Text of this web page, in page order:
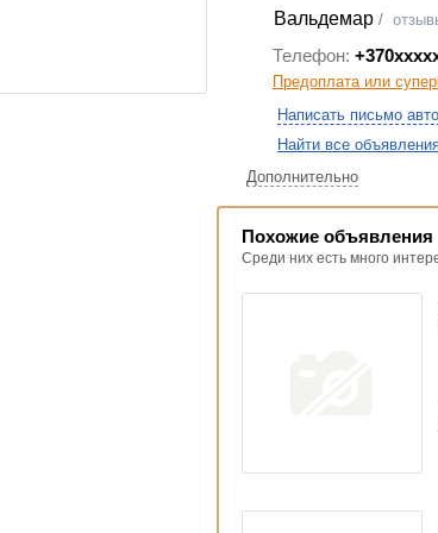
Вальдемар /
Телефон:
Предоплата или
Написать письмо
Найти все
Дополнительно
Похожие объявления
Среди них есть много